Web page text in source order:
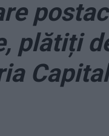
plătiți